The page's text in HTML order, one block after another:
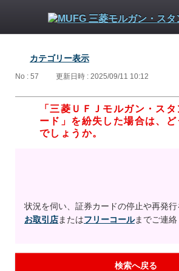
カテゴリー表示
No : 57 更新日時 : 2025/09/11 10:12
「三菱ＵＦＪモルガン・ス
ード」を紛失した場合は、
でしょうか。
状況を伺い、証券カードの停止や再発行
お取引店またはフリーコールまでご連絡
検索へ戻る